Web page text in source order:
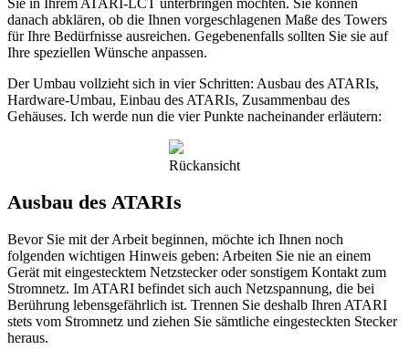
danach abklären, ob die Ihnen vorgeschlagenen Maße des Towers
für Ihre Bedürfnisse ausreichen. Gegebenenfalls sollten Sie sie auf
Ihre speziellen Wünsche anpassen.
Der Umbau vollzieht sich in vier Schritten: Ausbau des ATARIs,
Hardware-Umbau, Einbau des ATARIs, Zusammenbau des
Gehäuses. Ich werde nun die vier Punkte nacheinander erläutern:
Rückansicht
Ausbau des ATARIs
Bevor Sie mit der Arbeit beginnen, möchte ich Ihnen noch
folgenden wichtigen Hinweis geben: Arbeiten Sie nie an einem
Gerät mit eingestecktem Netzstecker oder sonstigem Kontakt zum
Stromnetz. Im ATARI befindet sich auch Netzspannung, die bei
Berührung lebensgefährlich ist. Trennen Sie deshalb Ihren ATARI
stets vom Stromnetz und ziehen Sie sämtliche eingesteckten Stecker
heraus.